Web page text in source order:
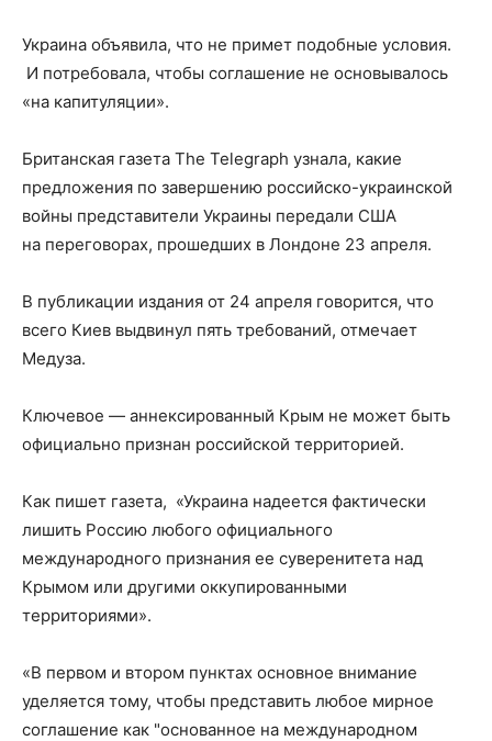
Украина объявила, что не примет подобные условия.
И потребовала, чтобы соглашение не основывалось
«на капитуляции».
Британская газета The Telegraph узнала, какие
предложения по завершению российско-украинской
войны представители Украины передали США
на переговорах, прошедших в Лондоне 23 апреля.
В публикации издания от 24 апреля говорится, что
всего Киев выдвинул пять требований, отмечает
Медуза.
Ключевое — аннексированный Крым не может быть
официально признан российской территорией.
Как пишет газета, «Украина надеется фактически
лишить Россию любого официального
международного признания ее суверенитета над
Крымом или другими оккупированными
территориями».
«В первом и втором пунктах основное внимание
уделяется тому, чтобы представить любое мирное
соглашение как "основанное на международном